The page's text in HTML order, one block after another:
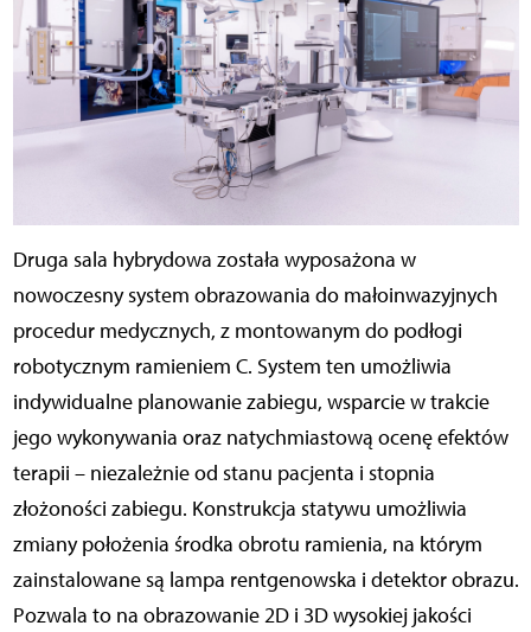
Druga sala hybrydowa została wyposażona w
nowoczesny system obrazowania do małoinwazyjnych
procedur medycznych, z montowanym do podłogi
robotycznym ramieniem C. System ten umożliwia
indywidualne planowanie zabiegu, wsparcie w trakcie
jego wykonywania oraz natychmiastową ocenę efektów
terapii – niezależnie od stanu pacjenta i stopnia
złożoności zabiegu. Konstrukcja statywu umożliwia
zmiany położenia środka obrotu ramienia, na którym
zainstalowane są lampa rentgenowska i detektor obrazu.
Pozwala to na obrazowanie 2D i 3D wysokiej jakości